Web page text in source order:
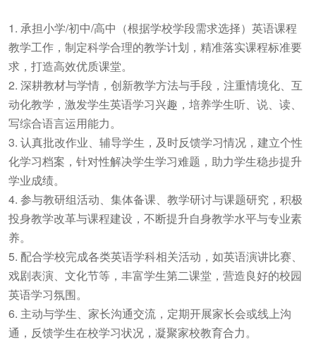
1. 承担小学/初中/高中（根据学校学段需求选择）英语课程
教学工作，制定科学合理的教学计划，精准落实课程标准要
求，打造高效优质课堂。
2. 深耕教材与学情，创新教学方法与手段，注重情境化、互
动化教学，激发学生英语学习兴趣，培养学生听、说、读、
写综合语言运用能力。
3. 认真批改作业、辅导学生，及时反馈学习情况，建立个性
化学习档案，针对性解决学生学习难题，助力学生稳步提升
学业成绩。
4. 参与教研组活动、集体备课、教学研讨与课题研究，积极
投身教学改革与课程建设，不断提升自身教学水平与专业素
养。
5. 配合学校完成各类英语学科相关活动，如英语演讲比赛、
戏剧表演、文化节等，丰富学生第二课堂，营造良好的校园
英语学习氛围。
6. 主动与学生、家长沟通交流，定期开展家长会或线上沟
通，反馈学生在校学习状况，凝聚家校教育合力。